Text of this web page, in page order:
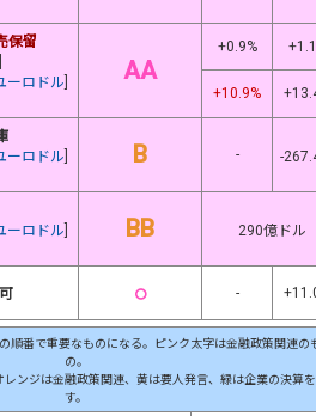
保留
ーロドル AA
+0.9%
+10.9%
ーロドル B - -
ーロドル BB 290億ドル
○ -
番で重要なものになる。ピンク太字は金融政策関連の
の。
ンジは金融政策関連、黄は要人発言、緑は企業の決算
す。